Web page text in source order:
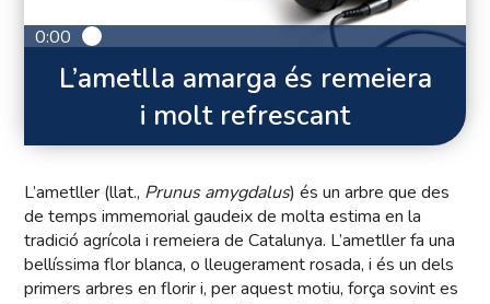
0:00
L’ametlla amarga és remeiera
i molt refrescant
L’ametller (llat., Prunus amygdalus) és un arbre que des
de temps immemorial gaudeix de molta estima en la
tradició agrícola i remeiera de Catalunya. L’ametller fa una
bellíssima flor blanca, o lleugerament rosada, i és un dels
primers arbres en florir i, per aquest motiu, força sovint es